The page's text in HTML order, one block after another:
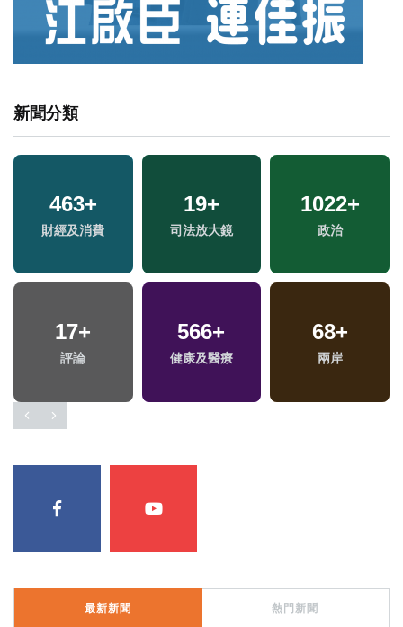
新聞分類
463+
財經及消費
19+
司法放大鏡
1022+
政治
17+
評論
566+
健康及醫療
68+
兩岸
最新新聞 熱門新聞